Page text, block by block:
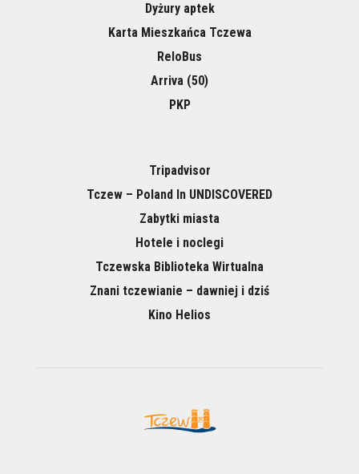
Dyżury aptek
Karta Mieszkańca Tczewa
ReloBus
Arriva (50)
PKP
Tripadvisor
Tczew – Poland In UNDISCOVERED
Zabytki miasta
Hotele i noclegi
Tczewska Biblioteka Wirtualna
Znani tczewianie – dawniej i dziś
Kino Helios